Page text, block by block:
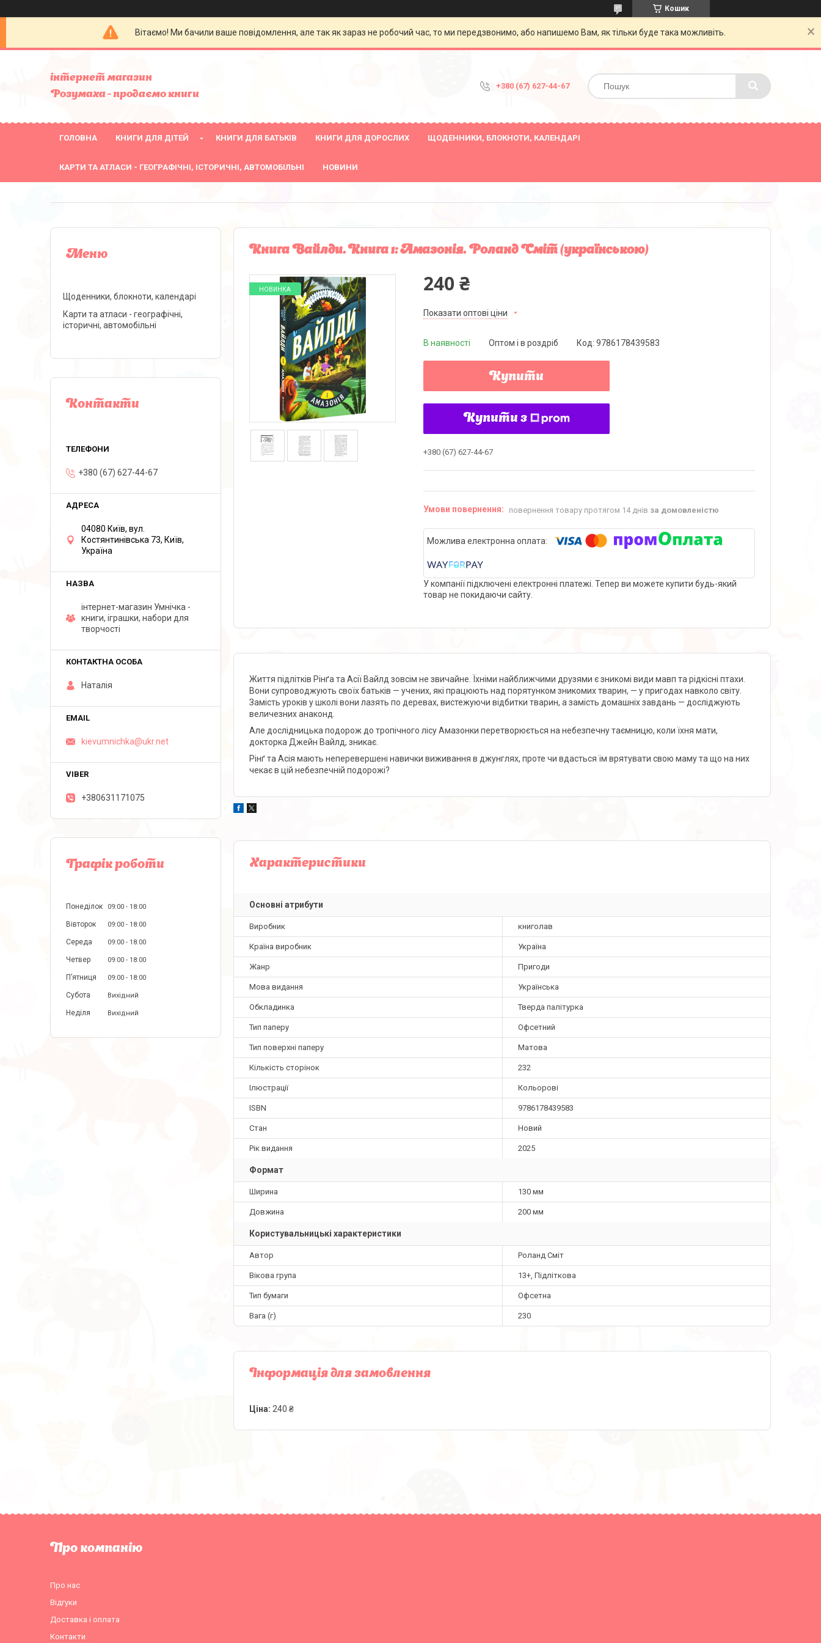
Кошик
Вітаємо! Ми бачили ваше повідомлення, але так як зараз не робочий час, то ми передзвонимо, або напишемо Вам, як тільки буде така можливіть.
інтернет магазин
Розумаха - продаємо книги
+380 (67) 627-44-67
ГОЛОВНА КНИГИ ДЛЯ ДІТЕЙ КНИГИ ДЛЯ БАТЬКІВ КНИГИ ДЛЯ ДОРОСЛИХ ЩОДЕННИКИ, БЛОКНОТИ, КАЛЕНДАРІ
КАРТИ ТА АТЛАСИ - ГЕОГРАФІЧНІ, ІСТОРИЧНІ, АВТОМОБІЛЬНІ НОВИНИ
Книга Вайлди. Книга 1: Амазонія. Роланд Сміт (українською)
НОВИНКА 240 ₴
Показати оптові ціни
В наявності Оптом і в роздріб Код: 9786178439583
Купити
Купити з
+380 (67) 627-44-67
повернення товару протягом 14 днів за домовленістю
У компанії підключені електронні платежі. Тепер ви можете купити будь-який
товар не покидаючи сайту.
Життя підлітків Рінґа та Асії Вайлд зовсім не звичайне. Їхніми найближчими друзями є зникомі види мавп та рідкісні птахи.
Вони супроводжують своїх батьків — учених, які працюють над порятунком зникомих тварин, — у пригодах навколо світу.
Замість уроків у школі вони лазять по деревах, вистежуючи відбитки тварин, а замість домашніх завдань — досліджують
величезних анаконд.
Але дослідницька подорож до тропічного лісу Амазонки перетворюється на небезпечну таємницю, коли їхня мати,
докторка Джейн Вайлд, зникає.
Рінґ та Асія мають неперевершені навички виживання в джунглях, проте чи вдасться їм врятувати свою маму та що на них
чекає в цій небезпечній подорожі?
Характеристики
Основні атрибути
Виробник книголав
Країна виробник Україна
Жанр Пригоди
Мова видання Українська
Обкладинка Тверда палітурка
Тип паперу Офсетний
Тип поверхні паперу Матова
Кількість сторінок 232
Ілюстрації Кольорові
ISBN 9786178439583
Стан Новий
Рік видання 2025
Формат
Ширина 130 мм
Довжина 200 мм
Користувальницькі характеристики
Автор Роланд Сміт
Вікова група 13+, Підліткова
Тип бумаги Офсетна
Вага (г) 230
Інформація для замовлення
Ціна: 240 ₴
Щоденники, блокноти, календарі
Карти та атласи - географічні,
історичні, автомобільні
Контакти
+380 (67) 627-44-67
04080 Київ, вул.
Костянтинівська 73, Київ,
Україна
інтернет-магазин Умнічка -
книги, іграшки, набори для
творчості
Наталія
kievumnichka@ukr.net
+380631171075
Графік роботи
Понеділок 09:00 18:00
Вівторок 09:00 18:00
Середа 09:00 18:00
Четвер 09:00 18:00
Пʼятниця 09:00 18:00
Субота Вихідний
Неділя Вихідний
Про компанію
Про нас
Відгуки
Доставка і оплата
Контакти